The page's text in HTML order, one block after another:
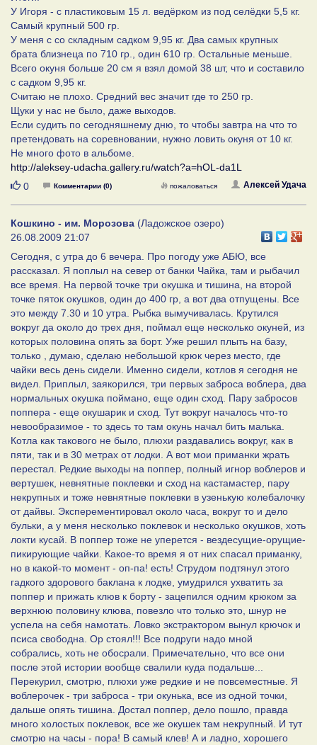
У Игоря - с пластиковым 15 л. ведёрком из под селёдки 5,5 кг.
Самый крупный 500 гр.
У меня с со складным садком 9,95 кг. Два самых крупных
брата близнеца по 710 гр., один 610 гр. Остальные меньше.
Всего окуня больше 20 см я взял домой 38 шт, что и составило
с садком 9,95 кг.
Считаю не плохо. Средний вес значит где то 250 гр.
Щуки у нас не было, даже выходов.
Если судить по сегодняшнему дню, то чтобы завтра на что то
претендовать на соревновании, нужно ловить окуня от 10 кг.
Не много фото в альбоме.
http://aleksey-udacha.gallery.ru/watch?a=hOL-da1L
Нравится
0 Комментарии (0) Алексей Удача
пожаловаться
Кошкино - им. Морозова (Ладожское озеро)
26.08.2009 21:07
Сегодня, с утра до 6 вечера. Про погоду уже АБЮ, все
рассказал. Я поплыл на север от банки Чайка, там и рыбачил
все время. На первой точке три окушка и тишина, на второй
точке пяток окушков, один до 400 гр, а вот два отпущены. Все
это между 7.30 и 10 утра. Рыбка вымучивалась. Крутился
вокруг да около до трех дня, поймал еще несколько окуней, из
которых половина опять за борт. Уже решил плыть на базу,
только , думаю, сделаю небольшой крюк через место, где
чайки весь день сидели. Именно сидели, котлов я сегодня не
видел. Приплыл, заякорился, три первых заброса воблера, два
нормальных окушка поймано, еще один сход. Пару забросов
поппера - еще окушарик и сход. Тут вокруг началось что-то
невообразимое - то здесь то там окунь начал бить малька.
Котла как такового не было, плюхи раздавались вокруг, как в
пяти, так и в 30 метрах от лодки. А вот мои приманки жрать
перестал. Редкие выходы на поппер, полный игнор воблеров и
вертушек, невнятные поклевки и сход на кастамастер, пару
некрупных и тоже невнятные поклевки в узенькую колебалочку
от дайвы. Эксперементировал около часа, вокруг то и дело
бульки, а у меня несколько поклевок и несколько окушков, хоть
локти кусай. В поппер тоже не уперется - вездесущие-орущие-
пикирующие чайки. Какое-то время я от них спасал приманку,
но в какой-то момент - оп-па! есть! Струдом подтянул этого
гадкого здорового баклана к лодке, умудрился ухватить за
поппер и прижать клюв к борту - зацепился одним крюком за
верхнюю половину клюва, повезло что только это, шнур не
успела на себя намотать. Ловко экстрактором вынул крючок и
псиса свободна. Ор стоял!!! Все подруги надо мной
собрались, хоть не обосрали. Примечательно, что все они
после этой истории вообще свалили куда подальше...
Перекурил, смотрю, плюхи уже редкие и не повсеместные. Я
воблерочек - три заброса - три окунька, все из одной точки,
дальше опять тишина. Достал поппер, дело пошло, правда
много холостых поклевок, все же окушек там некрупный. И тут
смотрю на часы - пора! В самый клев! А и ладно, хорошего